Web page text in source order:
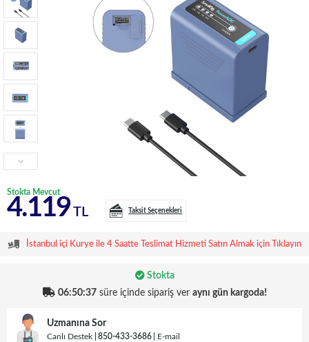
Stokta Mevcut
4.119 TL Taksit Seçenekleri
İstanbul içi Kurye ile 4 Saatte Teslimat Hizmeti Satın Almak için Tıklayın
Stokta
06:50:36süre içinde sipariş ver aynı gün kargoda!
Uzmanına Sor
Canlı Destek 850-433-3686 E-mail